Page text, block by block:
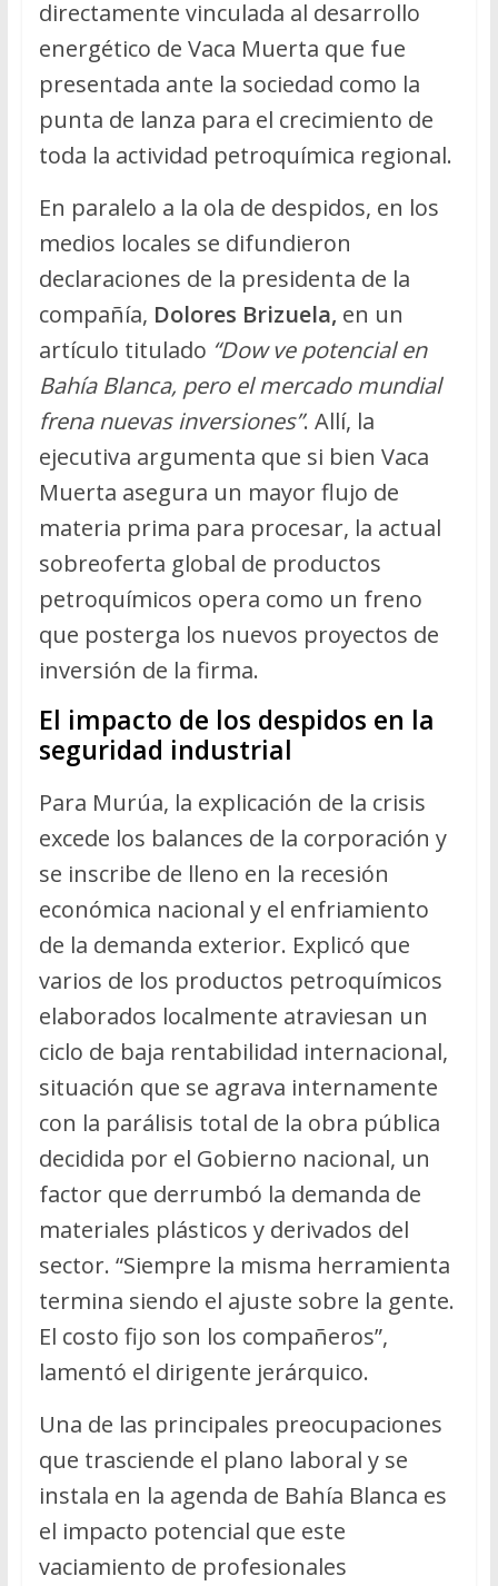
directamente vinculada al desarrollo
energético de Vaca Muerta que fue
presentada ante la sociedad como la
punta de lanza para el crecimiento de
toda la actividad petroquímica regional.
En paralelo a la ola de despidos, en los
medios locales se difundieron
declaraciones de la presidenta de la
compañía, Dolores Brizuela, en un
artículo titulado “Dow ve potencial en
Bahía Blanca, pero el mercado mundial
frena nuevas inversiones”. Allí, la
ejecutiva argumenta que si bien Vaca
Muerta asegura un mayor flujo de
materia prima para procesar, la actual
sobreoferta global de productos
petroquímicos opera como un freno
que posterga los nuevos proyectos de
inversión de la firma.
El impacto de los despidos en la
seguridad industrial
Para Murúa, la explicación de la crisis
excede los balances de la corporación y
se inscribe de lleno en la recesión
económica nacional y el enfriamiento
de la demanda exterior. Explicó que
varios de los productos petroquímicos
elaborados localmente atraviesan un
ciclo de baja rentabilidad internacional,
situación que se agrava internamente
con la parálisis total de la obra pública
decidida por el Gobierno nacional, un
factor que derrumbó la demanda de
materiales plásticos y derivados del
sector. “Siempre la misma herramienta
termina siendo el ajuste sobre la gente.
El costo fijo son los compañeros”,
lamentó el dirigente jerárquico.
Una de las principales preocupaciones
que trasciende el plano laboral y se
instala en la agenda de Bahía Blanca es
el impacto potencial que este
vaciamiento de profesionales